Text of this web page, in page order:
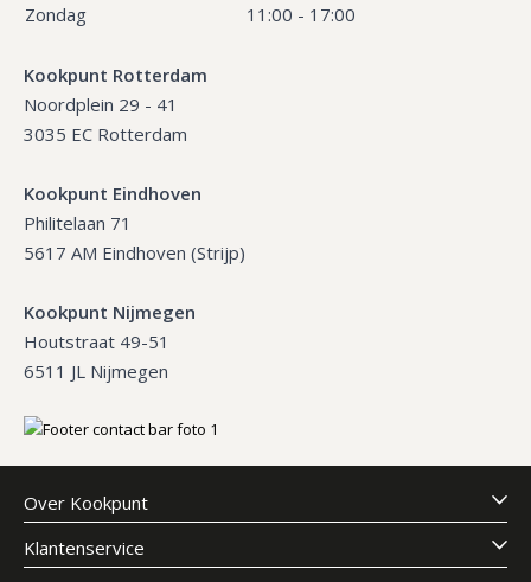
Zondag
11:00 - 17:00
Kookpunt Rotterdam
Noordplein 29 - 41
3035 EC Rotterdam
Kookpunt Eindhoven
Philitelaan 71
5617 AM Eindhoven (Strijp)
Kookpunt Nijmegen
Houtstraat 49-51
6511 JL Nijmegen
Over Kookpunt
Klantenservice